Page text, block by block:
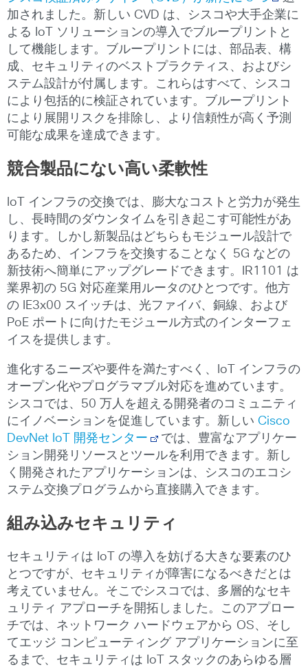
加されました。新しい CVD は、シスコや大手企業に
よる IoT ソリューションの導入でブループリントと
して機能します。ブループリントには、部品表、構
成、セキュリティのベストプラクティス、およびシ
ステム設計が付属します。これらはすべて、シスコ
により包括的に検証されています。ブループリント
により展開リスクを排除し、より信頼性が高く予測
可能な成果を達成できます。
競合製品にない高い柔軟性
IoT インフラの交換では、膨大なコストと労力が発生
し、長時間のダウンタイムを引き起こす可能性があ
ります。しかし新製品はどちらもモジュール設計で
あるため、インフラを交換することなく 5G などの
新技術へ簡単にアップグレードできます。IR1101 は
業界初の 5G 対応産業用ルータのひとつです。他方
の IE3x00 スイッチは、光ファイバ、銅線、および
PoE ポートに向けたモジュール方式のインターフェ
イスを提供します。
進化するニーズや要件を満たすべく、IoT インフラの
オープン化やプログラマブル対応を進めています。
シスコでは、50 万人を超える開発者のコミュニティ
にイノベーションを促進しています。新しい Cisco
DevNet IoT 開発センター
では、豊富なアプリケー
ション開発リソースとツールを利用できます。新し
く開発されたアプリケーションは、シスコのエコシ
ステム交換プログラムから直接購入できます。
組み込みセキュリティ
セキュリティは IoT の導入を妨げる大きな要素のひ
とつですが、セキュリティが障害になるべきだとは
考えていません。そこでシスコでは、多層的なセキ
ュリティ アプローチを開拓しました。このアプロー
チでは、ネットワーク ハードウェアから OS、そし
てエッジ コンピューティング アプリケーションに至
るまで、セキュリティは IoT スタックのあらゆる層